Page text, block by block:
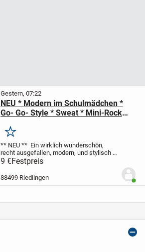
Gestern, 07:22
NEU * Modern im Schulmädchen *
Go- Go- Style * Sweat * Mini-Rock
Merken
** NEU ** Ein wirklich wunderschön,
recht ausgefallen, modern, und stylisch
Barbie- pink Mini- ROCK
Schulmädchen * Go- Go- Style
CRASHONE ** Größe 32, 34- 36/ XS- S
9 €Festpreis
88499 Riedlingen